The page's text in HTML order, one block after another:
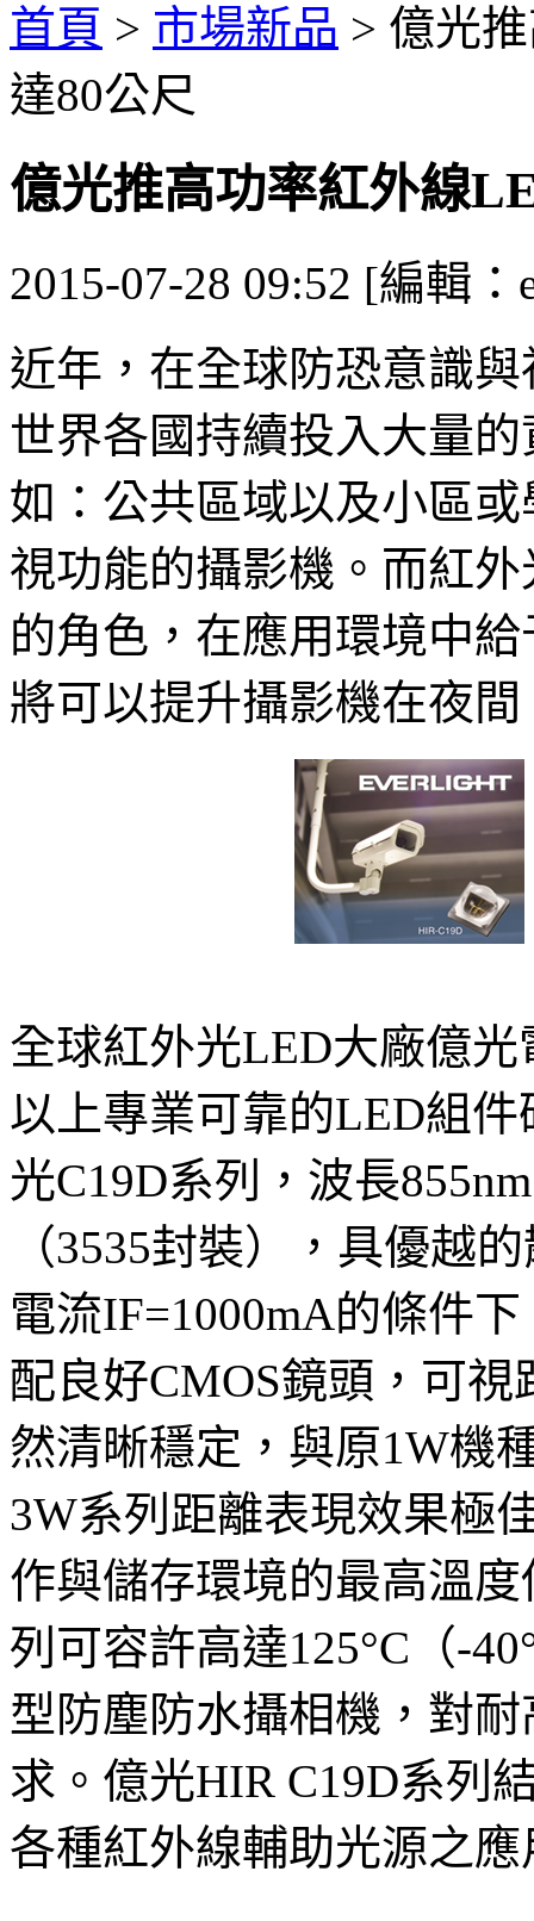
首頁 > 市場新品 > 億光
達80公尺
億光推高功率紅外線
2015-07-28 09:52 [編輯：
近年，在全球防恐意識
世界各國持續投入大量
如：公共區域以及小區
視功能的攝影機。而紅
的角色，在應用環境中
將可以提升攝影機在夜
全球紅外光LED大廠億
以上專業可靠的LED組
光C19D系列，波長
（3535封裝），具優越
電流IF=1000mA的條件
配良好CMOS鏡頭，可
然清晰穩定，與原1W機
3W系列距離表現效果極
作與儲存環境的最高溫度
列可容許高達125°C（-
型防塵防水攝相機，對
求。億光HIR C19D系列
各種紅外線輔助光源之應